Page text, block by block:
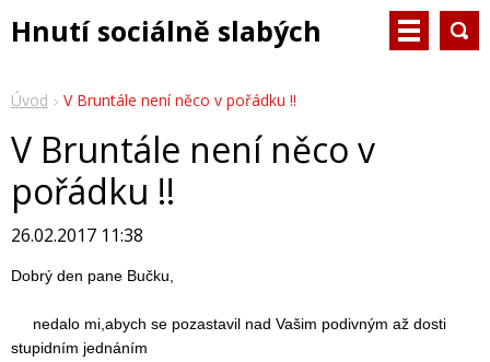
Hnutí sociálně slabých
Úvod V Bruntále není něco v pořádku !!
V Bruntále není něco v
pořádku !!
26.02.2017 11:38
Dobrý den pane Bučku,
nedalo mi,abych se pozastavil nad Vašim podivným až dosti
stupidním jednáním